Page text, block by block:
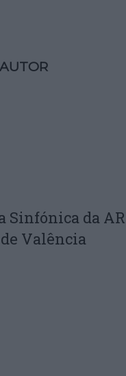
Sinfónica da
Valência